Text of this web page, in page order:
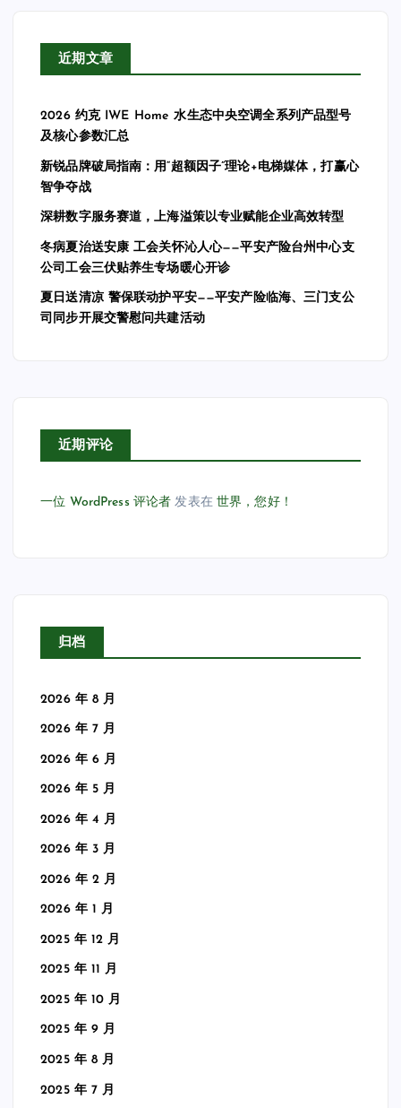
近期文章
2026 约克 IWE Home 水生态中央空调全系列产品型号
及核心参数汇总
新锐品牌破局指南：用“超额因子”理论+电梯媒体，打赢心
智争夺战
深耕数字服务赛道，上海溢策以专业赋能企业高效转型
冬病夏治送安康 工会关怀沁人心——平安产险台州中心支
公司工会三伏贴养生专场暖心开诊
夏日送清凉 警保联动护平安——平安产险临海、三门支公
司同步开展交警慰问共建活动
近期评论
一位 WordPress 评论者 发表在世界，您好！
归档
2026 年 8 月
2026 年 7 月
2026 年 6 月
2026 年 5 月
2026 年 4 月
2026 年 3 月
2026 年 2 月
2026 年 1 月
2025 年 12 月
2025 年 11 月
2025 年 10 月
2025 年 9 月
2025 年 8 月
2025 年 7 月